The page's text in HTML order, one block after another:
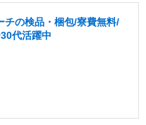
チの検品・梱包/寮費無料/
代活躍中